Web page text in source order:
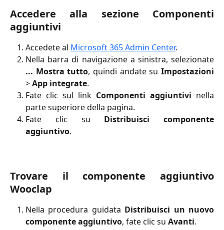
Accedere alla sezione Componenti
aggiuntivi
Accedete al Microsoft 365 Admin Center.
Nella barra di navigazione a sinistra, selezionate
... Mostra tutto, quindi andate suImpostazioni
>App integrate.
Fate clic sul link Componenti aggiuntivi nella
parte superiore della pagina.
Fate clic su Distribuisci componente
aggiuntivo.
Trovare il componente aggiuntivo
Wooclap
Nella procedura guidata Distribuisci un nuovo
componente aggiuntivo, fate clic su Avanti.